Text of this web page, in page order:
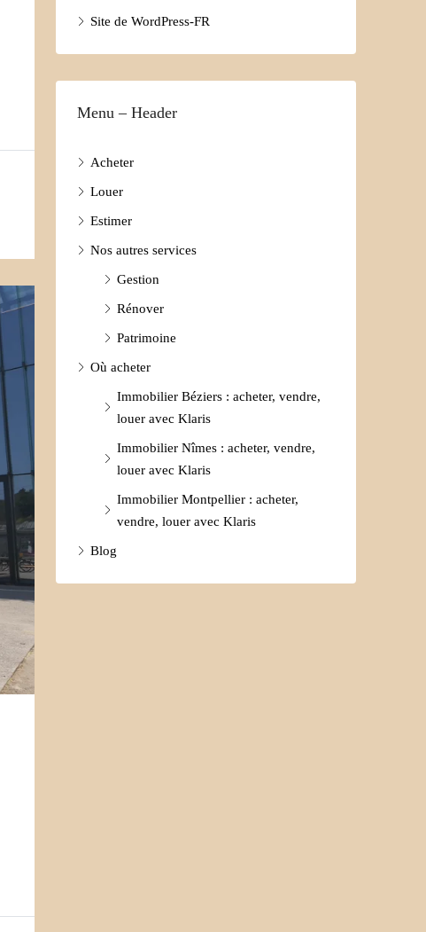
Site de WordPress-FR
Menu – Header
Acheter
Louer
Estimer
Nos autres services
Gestion
Rénover
Patrimoine
Où acheter
Immobilier Béziers : acheter, vendre,
louer avec Klaris
Immobilier Nîmes : acheter, vendre,
louer avec Klaris
Immobilier Montpellier : acheter,
vendre, louer avec Klaris
Blog